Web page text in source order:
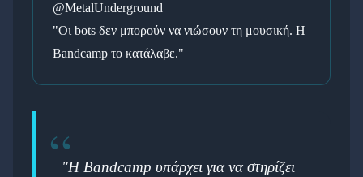
@MetalUnderground
"Οι bots δεν μπορούν να νιώσουν τη μουσική. Η
Bandcamp το κατάλαβε."
"Η Bandcamp υπάρχει για να στηρίζει